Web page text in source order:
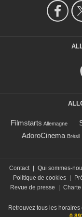
Filmstarts Allemagne
AdoroCinema Brésil
Contact | Qui sommes-
Politique de cookies |
Revue de presse
| Charte
Retrouvez tous les